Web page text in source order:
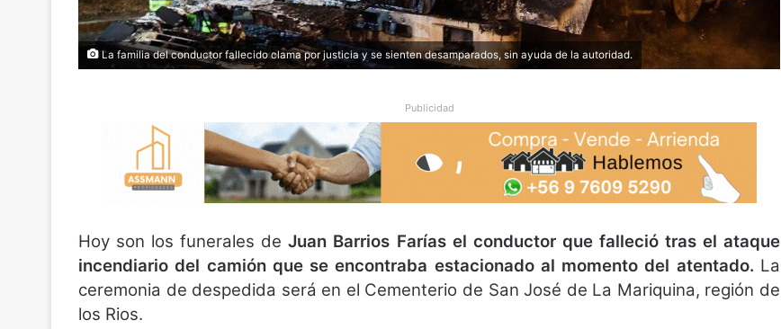
La familia del conductor fallecido clama por justicia y se sienten desamparados, sin ayuda de la autoridad.
Publicidad
Hoy son los funerales de Juan Barrios Farías el conductor que falleció tras el ataque
incendiario del camión que se encontraba estacionado al momento del atentado. La
ceremonia de despedida será en el Cementerio de San José de La Mariquina, región de
los Rios.